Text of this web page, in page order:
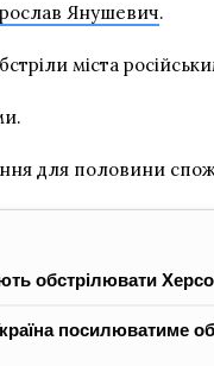
Янушевич.
міста
для половини
обстрілювати
посилюватиме